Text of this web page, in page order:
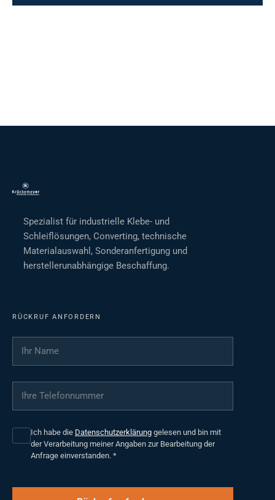
Spezialist für industrielle Klebe- und
Schleiflösungen, Converting, technische
Materialauswahl, Sonderanfertigung und
herstellerunabhängige Beschaffung.
RÜCKRUF ANFORDERN
Ihr Name
Ihre Telefonnummer
Ich habe die Datenschutzerklärung gelesen und bin mit
der Verarbeitung meiner Angaben zur Bearbeitung der
Anfrage einverstanden. *